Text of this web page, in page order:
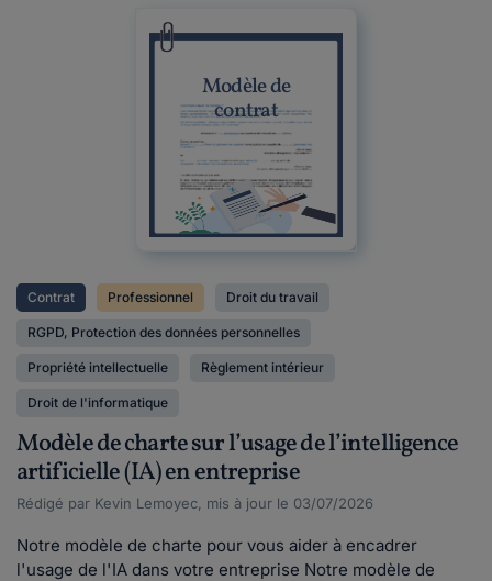
Modèle de
contrat
Contrat Professionnel Droit du travail
RGPD, Protection des données personnelles
Propriété intellectuelle Règlement intérieur
Droit de l'informatique
Modèle de charte sur l’usage de l’intelligence
artificielle (IA) en entreprise
Rédigé par Kevin Lemoyec, mis à jour le 03/07/2026
Notre modèle de charte pour vous aider à encadrer
l'usage de l'IA dans votre entreprise Notre modèle de